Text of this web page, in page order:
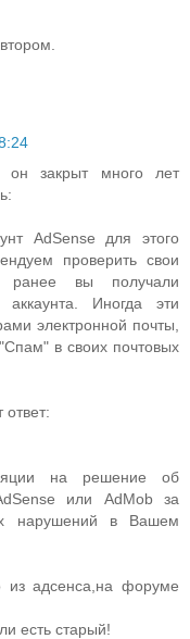
он закрыт много лет
AdSense для этого
проверить свои
ранее вы получали
Иногда эти
электронной почты,
в своих почтовых
на решение об
или AdMob за
нарушений в Вашем
из адсенса,на форуме
есть старый!